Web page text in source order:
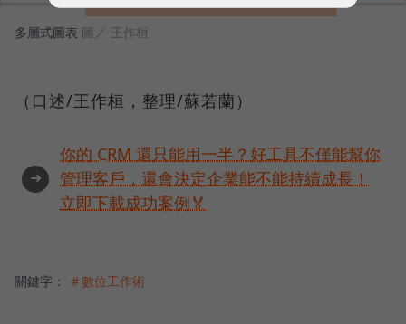
多層式圖表 圖／ 王作桓
（口述/王作桓，整理/蘇若蘭）
➜
你的 CRM 還只能用一半？好工具不僅能幫你
管理客戶，還會決定企業能不能持續成長！
立即下載成功案例🏅
關鍵字： ＃數位工作術